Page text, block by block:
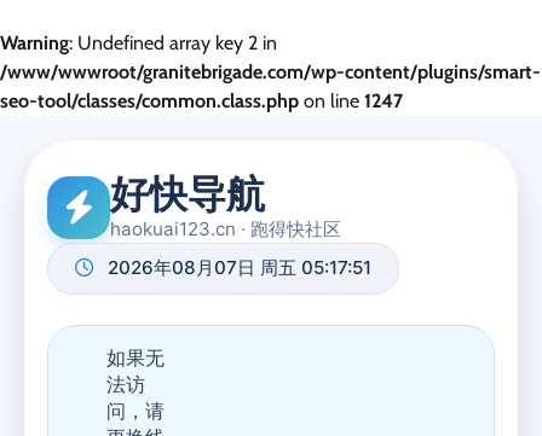
Warning: Undefined array key 2 in
/www/wwwroot/granitebrigade.com/wp-content/plugins/smart-
seo-tool/classes/common.class.php on line 1247